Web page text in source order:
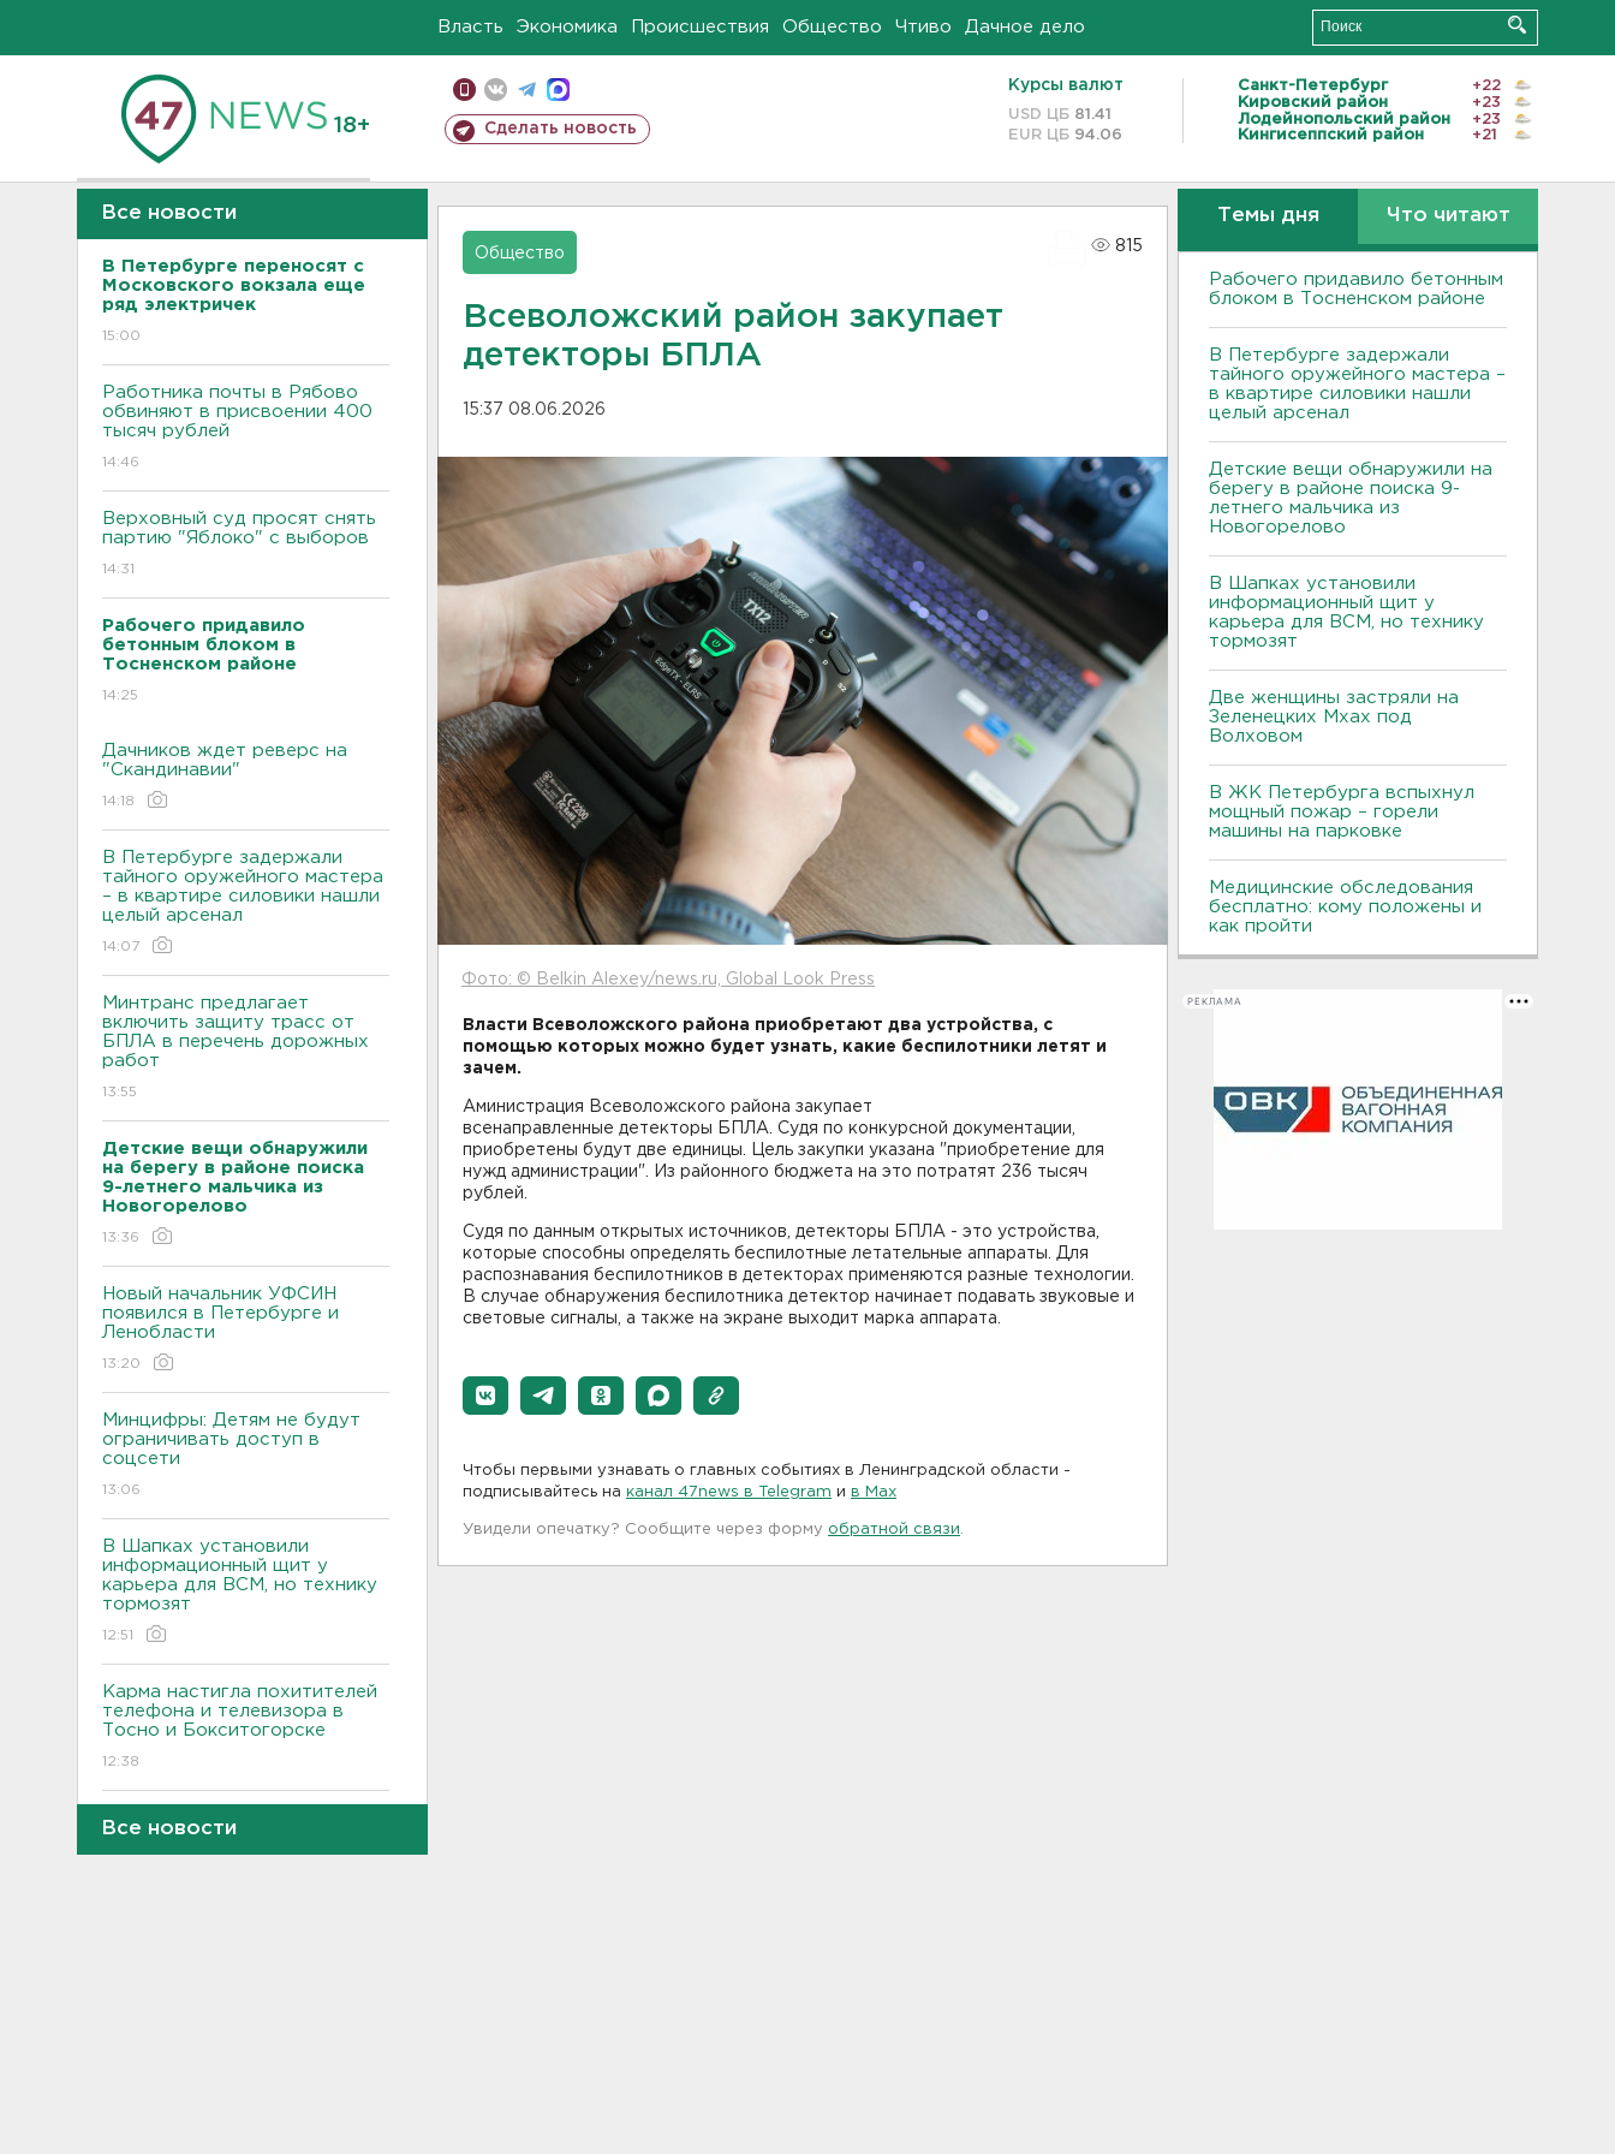
Власть Экономика Происшествия Общество Чтиво Дачное дело
18+ Сделать новость
Курсы валют
USD ЦБ 81.41
EUR ЦБ 94.06
Санкт-Петербург
+22
Кировский район
+23
Лодейнопольский район
+23
Кингисеппский район
+21
Все новости
В Петербурге переносят с
Московского вокзала еще
ряд электричек
15:00
Работника почты в Рябово
обвиняют в присвоении 400
тысяч рублей
14:46
Верховный суд просят снять
партию "Яблоко" с выборов
14:31
Рабочего придавило
бетонным блоком в
Тосненском районе
14:25
Дачников ждет реверс на
"Скандинавии"
14:18
В Петербурге задержали
тайного оружейного мастера
– в квартире силовики нашли
целый арсенал
14:07
Минтранс предлагает
включить защиту трасс от
БПЛА в перечень дорожных
работ
13:55
Детские вещи обнаружили
на берегу в районе поиска
9-летнего мальчика из
Новогорелово
13:36
Новый начальник УФСИН
появился в Петербурге и
Ленобласти
13:20
Минцифры: Детям не будут
ограничивать доступ в
соцсети
13:06
В Шапках установили
информационный щит у
карьера для ВСМ, но технику
тормозят
12:51
Карма настигла похитителей
телефона и телевизора в
Тосно и Бокситогорске
12:38
Еще пять человек
пострадали в Белгородской
области
Все новости
Общество
815
Всеволожский район закупает
детекторы БПЛА
15:37 08.06.2026
Фото: © Belkin Alexey/news.ru, Global Look Press
Власти Всеволожского района приобретают два устройства, с
помощью которых можно будет узнать, какие беспилотники летят и
зачем.
Аминистрация Всеволожского района закупает
всенаправленные детекторы БПЛА. Судя по конкурсной документации,
приобретены будут две единицы. Цель закупки указана "приобретение для
нужд администрации". Из районного бюджета на это потратят 236 тысяч
рублей.
Судя по данным открытых источников, детекторы БПЛА - это устройства,
которые способны определять беспилотные летательные аппараты. Для
распознавания беспилотников в детекторах применяются разные технологии.
В случае обнаружения беспилотника детектор начинает подавать звуковые и
световые сигналы, а также на экране выходит марка аппарата.
Чтобы первыми узнавать о главных событиях в Ленинградской области -
подписывайтесь на канал 47news в Telegram и в Maх
Увидели опечатку? Сообщите через форму обратной связи
Темы дня Что читают
Рабочего придавило бетонным
блоком в Тосненском районе
В Петербурге задержали
тайного оружейного мастера –
в квартире силовики нашли
целый арсенал
Детские вещи обнаружили на
берегу в районе поиска 9-
летнего мальчика из
Новогорелово
В Шапках установили
информационный щит у
карьера для ВСМ, но технику
тормозят
Две женщины застряли на
Зеленецких Мхах под
Волховом
В ЖК Петербурга вспыхнул
мощный пожар – горели
машины на парковке
Медицинские обследования
бесплатно: кому положены и
как пройти
РЕКЛАМА